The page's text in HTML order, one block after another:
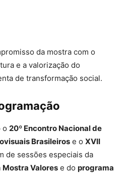
da mostra com o
e a valorização do
de transformação social.
o 20º Encontro Nacional de
Brasileiros e o XVII
de sessões especiais da
Mostra Valores e do programa